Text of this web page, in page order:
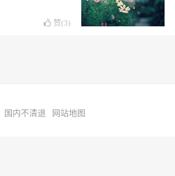
赞(3)
国内不清退 网站地图